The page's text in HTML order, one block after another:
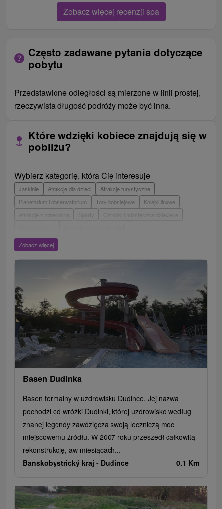
Zobacz więcej recenzji spa
Często zadawane pytania dotyczące
pobytu
Przedstawione odległości są mierzone w linii prostej,
rzeczywista długość podróży może być inna.
Które wdzięki kobiece znajdują się w
pobliżu?
Wybierz kategorię, która Cię interesuje
Jaskinie Atrakcje dla dzieci
Atrakcje turystyczne
Planetarium i obserwatorium
Tory bobslejowe
Kolejki linowe
Atrakcje z adrenaliną
Wieże obserwacyjne i chodniki
Escaperoom
Loty widokowe i rejsy wycieczkowe
Jeziora, jeziora, zbiorniki wodne
Zabytki techniki
Wodospady
Kościoły drewniane Źródła Teatry
Jazda konna
Túry a turistické chodníky
Zamki Chaty górskie
Miejsca sakralne
Rafting, rafting, rafting
Obiekty architektoniczne
Ośrodek narciarski
Pola golfowe
Tory gokartowe
Amfiteatry i kina w przyrodzie
Szlaki winne
Cyklotrasy
Zobacz więcej
Basen Dudinka
Basen termalny w uzdrowisku Dudince. Jej nazwa
pochodzi od wróżki Dudinki, której uzdrowisko według
znanej legendy zawdzięcza swoją leczniczą moc
miejscowemu źródłu. W 2007 roku przeszedł całkowitą
rekonstrukcję, aw miesiącach...
Banskobystrický kraj - Dudince 0.1 Km